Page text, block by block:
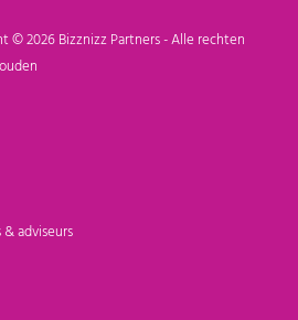
© 2026 Bizznizz Partners - Alle rechten
adviseurs